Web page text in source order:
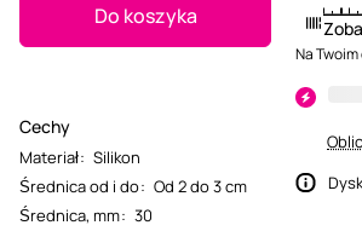
Do koszyka
Cechy
Materiał: Silikon
Średnica od i do: Od 2 do 3 cm
Średnica, mm: 30
Na Twoim